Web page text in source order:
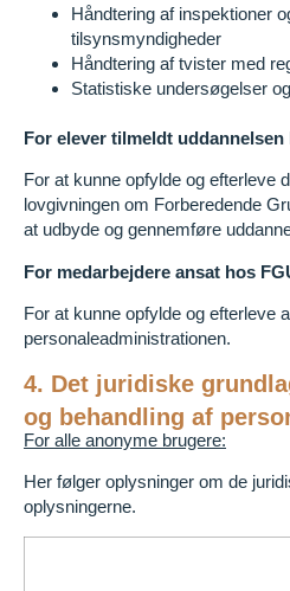
Håndtering af inspektioner
tilsynsmyndigheder
Håndtering af tvister med
Statistiske undersøgelser
For elever tilmeldt uddannelsen
For at kunne opfylde og efterleve
lovgivningen om Forberedende
at udbyde og gennemføre
For medarbejdere ansat hos
For at kunne opfylde og efterleve
personaleadministrationen.
4. Det juridiske
og behandling af
For alle anonyme brugere:
Her følger oplysninger om de
oplysningerne.